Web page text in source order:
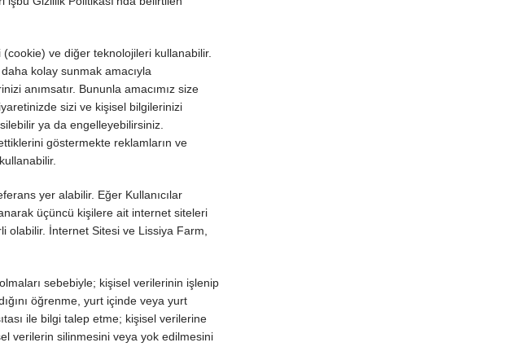
ve diğer teknolojileri kullanabilir.
kolay sunmak amacıyla
anımsatır. Bununla amacımız size
sizi ve kişisel bilgilerinizi
ya da engelleyebilirsiniz.
göstermekte reklamların ve
yer alabilir. Eğer Kullanıcılar
üçüncü kişilere ait internet siteleri
olabilir. İnternet Sitesi ve Lissiya Farm,
sebebiyle; kişisel verilerinin işlenip
öğrenme, yurt içinde veya yurt
ile bilgi talep etme; kişisel verilerine
verilerin silinmesini veya yok edilmesini